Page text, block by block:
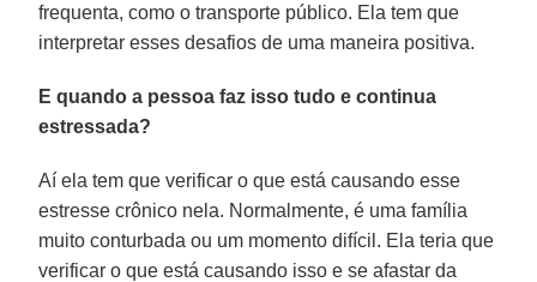
frequenta, como o transporte público. Ela tem que
interpretar esses desafios de uma maneira positiva.
E quando a pessoa faz isso tudo e continua
estressada?
Aí ela tem que verificar o que está causando esse
estresse crônico nela. Normalmente, é uma família
muito conturbada ou um momento difícil. Ela teria que
verificar o que está causando isso e se afastar da